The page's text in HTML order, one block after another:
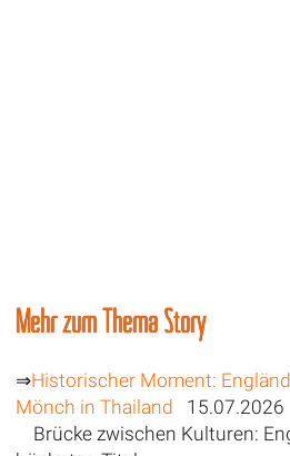
Mehr zum Thema Story
⇒Historischer Moment:
Mönch in Thailand 15.07.2026
Brücke zwischen Kulturen: